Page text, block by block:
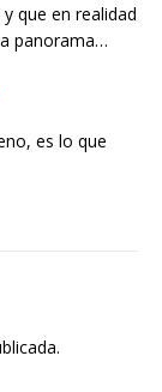
que en realidad
panorama…
es lo que